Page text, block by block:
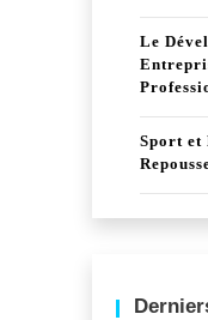
Le
Sport et